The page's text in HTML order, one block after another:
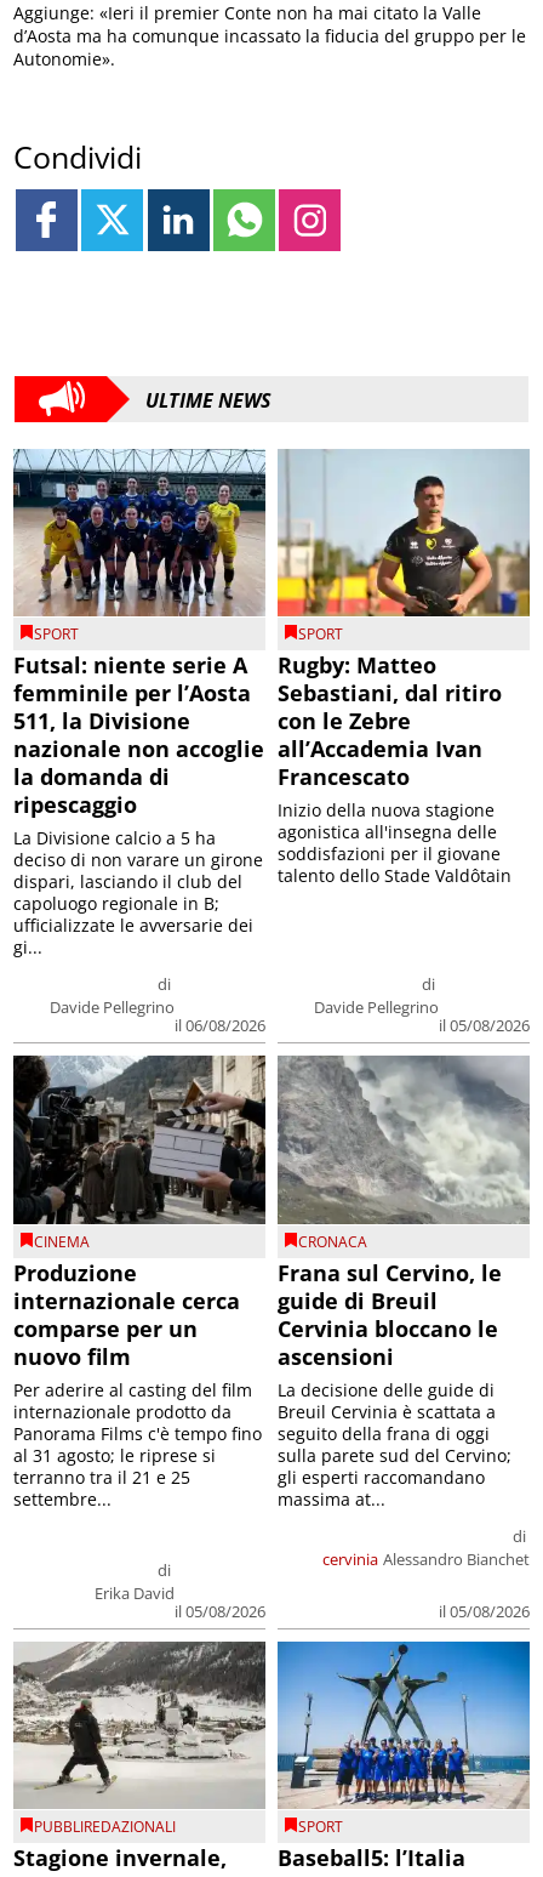
Aggiunge: «Ieri il premier Conte non ha mai citato la Valle
d’Aosta ma ha comunque incassato la fiducia del gruppo per le
Autonomie».
Condividi
ULTIME NEWS
SPORT
Futsal: niente serie A
femminile per l’Aosta
511, la Divisione
nazionale non accoglie
la domanda di
ripescaggio
di
Davide Pellegrino
il 06/08/2026
La Divisione calcio a 5 ha
deciso di non varare un girone
dispari, lasciando il club del
capoluogo regionale in B;
ufficializzate le avversarie dei
gi...
SPORT
Rugby: Matteo
Sebastiani, dal ritiro
con le Zebre
all’Accademia Ivan
Francescato
di
Davide Pellegrino
il 05/08/2026
Inizio della nuova stagione
agonistica all'insegna delle
soddisfazioni per il giovane
talento dello Stade Valdôtain
CINEMA
Produzione
internazionale cerca
comparse per un
nuovo film
di
Erika David
il 05/08/2026
Per aderire al casting del film
internazionale prodotto da
Panorama Films c'è tempo fino
al 31 agosto; le riprese si
terranno tra il 21 e 25
settembre...
CRONACA
Frana sul Cervino, le
guide di Breuil
Cervinia bloccano le
ascensioni
cervinia
di
Alessandro Bianchet
il 05/08/2026
La decisione delle guide di
Breuil Cervinia è scattata a
seguito della frana di oggi
sulla parete sud del Cervino;
gli esperti raccomandano
massima at...
PUBBLIREDAZIONALI
Stagione invernale,
SPORT
Baseball5: l’Italia